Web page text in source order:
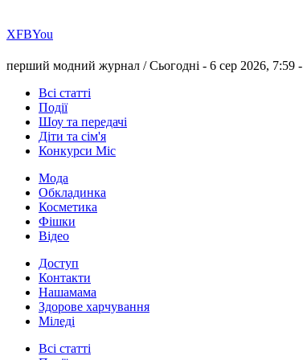
ХFBYou
перший модний журнал /Сьогодні - 6 сер 2026, 7:59 -
Всі статті
Події
Шоу та передачі
Діти та сім'я
Конкурси Міс
Мода
Обкладинка
Косметика
Фішки
Відео
Доступ
Контакти
Нашамама
Здорове харчування
Міледі
Всі статті